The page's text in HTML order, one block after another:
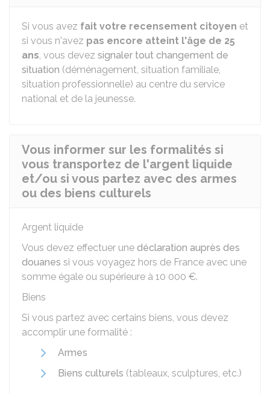
Si vous avez fait votre recensement citoyen et
si vous n'avez pas encore atteint l'âge de 25
ans, vous devez signaler tout changement de
situation (déménagement, situation familiale,
situation professionnelle) au centre du service
national et de la jeunesse.
Vous informer sur les formalités si
vous transportez de l'argent liquide
et/ou si vous partez avec des armes
ou des biens culturels
Argent liquide
Vous devez effectuer une déclaration auprès des
douanes si vous voyagez hors de France avec une
somme égale ou supérieure à 10 000 €.
Biens
Si vous partez avec certains biens, vous devez
accomplir une formalité :
Armes
Biens culturels (tableaux, sculptures, etc.)